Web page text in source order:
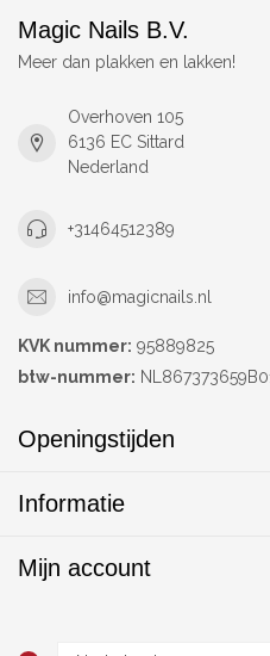
Magic Nails B.V.
Meer dan plakken en lakken!
Overhoven 105
6136 EC Sittard
Nederland
+31464512389
info@magicnails.nl
KVK nummer: 95889825
btw-nummer:
Openingstijden
Informatie
Mijn account